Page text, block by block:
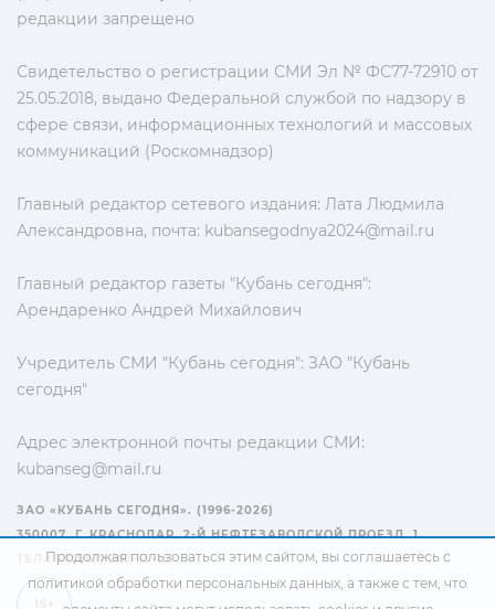
редакции запрещено
Свидетельство о регистрации СМИ Эл № ФС77-72910 от
25.05.2018, выдано Федеральной службой по надзору в
сфере связи, информационных технологий и массовых
коммуникаций (Роскомнадзор)
Главный редактор сетевого издания: Лата Людмила
Александровна, почта: kubansegodnya2024@mail.ru
Главный редактор газеты "Кубань сегодня":
Арендаренко Андрей Михайлович
Учредитель СМИ "Кубань сегодня": ЗАО "Кубань
сегодня"
Адрес электронной почты редакции СМИ:
kubanseg@mail.ru
ЗАО «КУБАНЬ СЕГОДНЯ». (1996-2026)
350007, Г. КРАСНОДАР, 2-Й НЕФТЕЗАВОДСКОЙ ПРОЕЗД, 1
ТЕЛ.: +7(861) 267-15-15
Продолжая пользоваться этим сайтом, вы соглашаетесь с
политикой обработки персональных данных, а также с тем, что